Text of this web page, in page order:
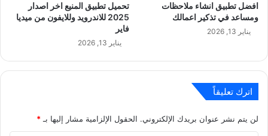
افضل تطبيق انشاء ملاحظات
ومساعد في تذكير اعمالك
يناير 13, 2026
تحميل تطبيق المنيع اخر اصدار
2025 للاندرويد وللايفون من ميديا
فاير
يناير 13, 2026
اترك تعليقاً
لن يتم نشر عنوان بريدك الإلكتروني. الحقول الإلزامية مشار إليها بـ *